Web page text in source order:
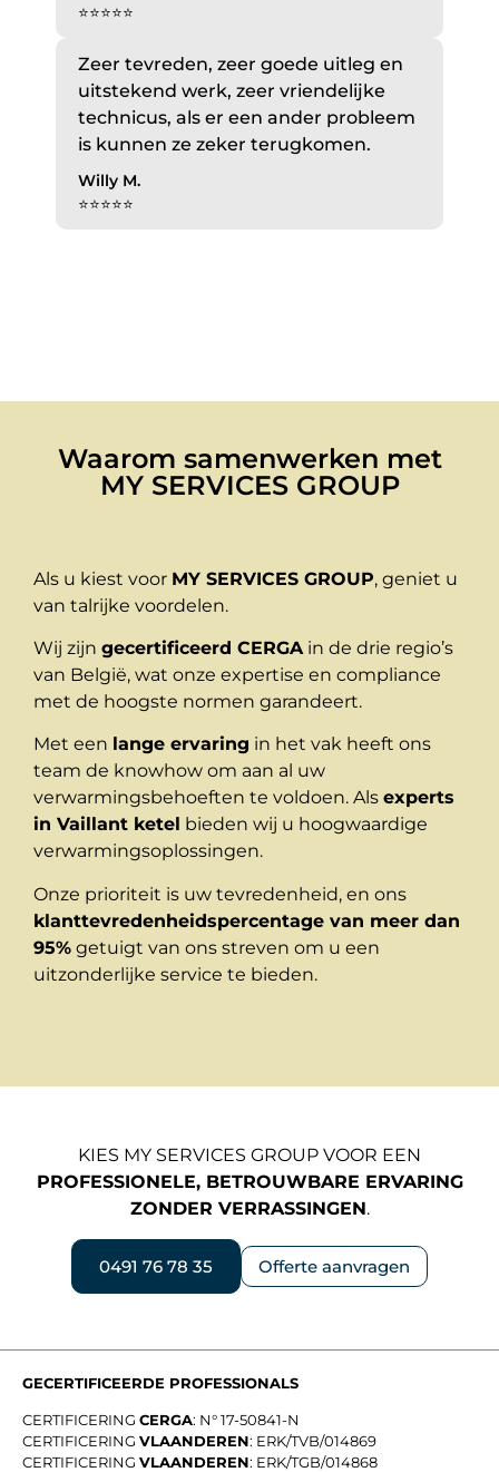
⭐⭐⭐⭐⭐
Zeer tevreden, zeer goede uitleg en
uitstekend werk, zeer vriendelijke
technicus, als er een ander probleem
is kunnen ze zeker terugkomen.
Willy M.
⭐⭐⭐⭐⭐
Waarom samenwerken met
MY SERVICES GROUP
Als u kiest voor MY SERVICES GROUP, geniet u
van talrijke voordelen.
Wij zijn gecertificeerd CERGAin de drie regio’s
van België, wat onze expertise en compliance
met de hoogste normen garandeert.
Met een lange ervaring in het vak heeft ons
team de knowhow om aan al uw
verwarmingsbehoeften te voldoen. Als experts
in Vaillant ketel bieden wij u hoogwaardige
verwarmingsoplossingen.
Onze prioriteit is uw tevredenheid, en ons
klanttevredenheidspercentage van meer dan
95% getuigt van ons streven om u een
uitzonderlijke service te bieden.
KIES MY SERVICES GROUP VOOR EEN
PROFESSIONELE, BETROUWBARE ERVARING
ZONDER VERRASSINGEN.
0491 76 78 35 Offerte aanvragen
GECERTIFICEERDE PROFESSIONALS
CERTIFICERING CERGA: N° 17-50841-N
CERTIFICERING VLAANDEREN: ERK/TVB/014869
CERTIFICERING VLAANDEREN: ERK/TGB/014868